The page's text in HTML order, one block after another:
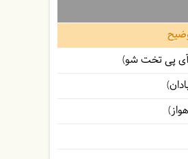
پی تخت شو)